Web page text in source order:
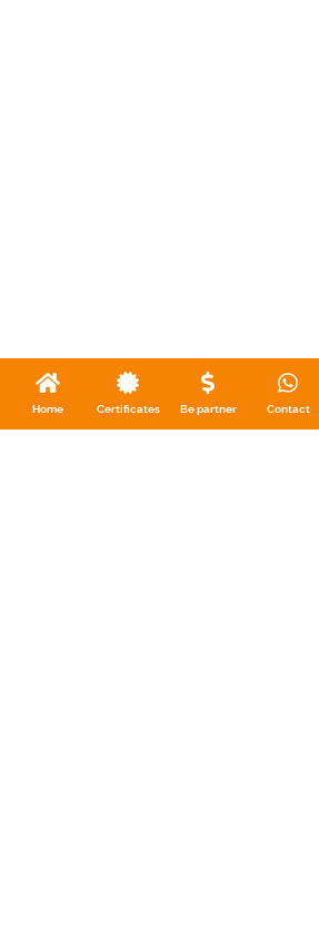
Home Certificates Be partner Contact